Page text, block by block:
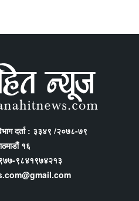
दर्ता : ३३४९ /२०७८-७९
१६
९८४१९७४२१३